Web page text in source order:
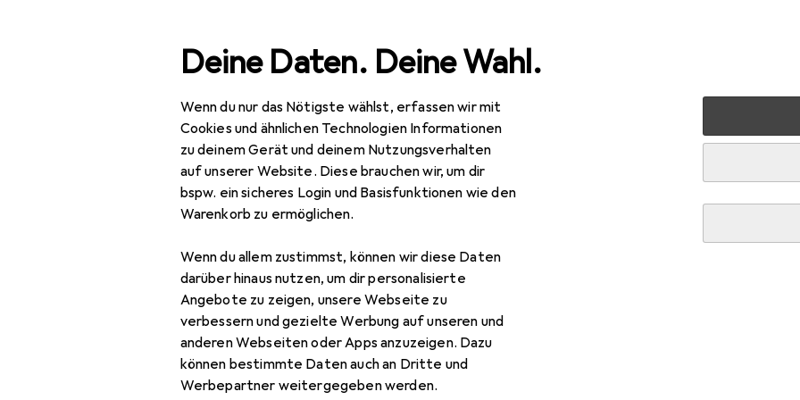
Deine Daten. Deine Wahl.
Wenn du nur das Nötigste wählst, erfassen wir mit
Cookies und ähnlichen Technologien Informationen
zu deinem Gerät und deinem Nutzungsverhalten
auf unserer Website. Diese brauchen wir, um dir
bspw. ein sicheres Login und Basisfunktionen wie den
Warenkorb zu ermöglichen.
Wenn du allem zustimmst, können wir diese Daten
darüber hinaus nutzen, um dir personalisierte
Angebote zu zeigen, unsere Webseite zu
verbessern und gezielte Werbung auf unseren und
anderen Webseiten oder Apps anzuzeigen. Dazu
können bestimmte Daten auch an Dritte und
Werbepartner weitergegeben werden.
Navigation nach Kategorien
Mäuse + Tastaturen Tastatur Titanum ESPERANZA TK109 - 5901299942611 TK109 AKRON
EUR
17,90
Titanum ESPERANZA TK109 - 5901299942611
Mouse USB 2.4GHz
Zubehör für Titanum ESPERANZA TK109
AKRON Wireless Keyboard and Wierless
Hier findest du passendes Zubehör zum Produkt Titanum ESPERANZA TK109 -